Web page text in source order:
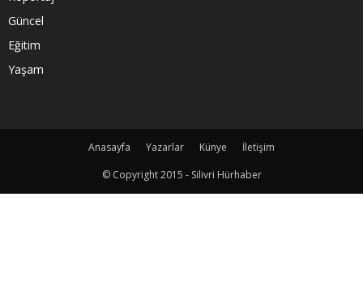
Güncel
Eğitim
Yaşam
Anasayfa Yazarlar Künye
İletişim
© Copyright 2015 - Silivri Hürhaber